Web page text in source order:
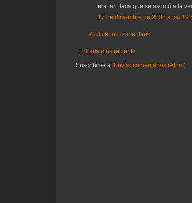
era tan flaca que se asomó a la
17 de diciembre de 2008 a las
Publicar un comentario
Entrada más reciente
Suscribirse a: Enviar comentarios (Atom)